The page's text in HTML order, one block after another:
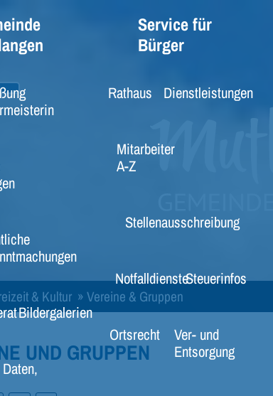
Bildergalerien
Service für
Bürger
Rathaus Dienstleistungen
Mitarbeiter
A-Z
Stellenausschreibung
NotfalldiensteSteuerinfos
Ortsrecht
Ver- und
Entsorgung
& Kultur »Vereine & Gruppen
UND GRUPPEN